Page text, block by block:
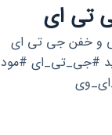
تی ای
سمی و خفن جی تی ای
#جی_تی_ای #مود